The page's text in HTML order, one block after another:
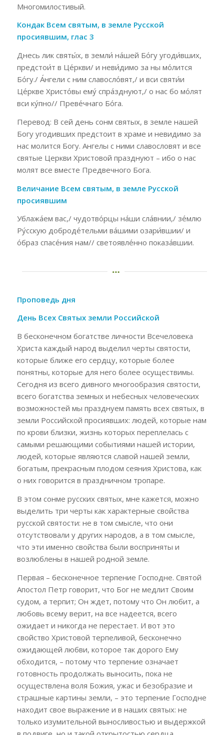
Многомилостивый.
Кондак Всем святым, в земле Русской
просиявшим, глас 3
Днесь лик святы́х, в земли́ на́шей Бо́гу угоди́вших,
предстои́т в Це́ркви/ и неви́димо за ны мо́лится
Бо́гу./ А́нгели с ним славосло́вят,/ и вси святи́и
Це́ркве Христо́вы ему́ спра́зднуют,/ о нас бо мо́лят
вси ку́пно// Преве́чнаго Бо́га.
Перевод: В сей день сонм святых, в земле нашей
Богу угодивших предстоит в храме и невидимо за
нас молится Богу. Ангелы с ними славословят и все
святые Церкви Христовой празднуют – ибо о нас
молят все вместе Предвечного Бога.
Величание Всем святым, в земле Русской
просиявшим
Ублажа́ем вас,/ чудотво́рцы на́ши сла́внии,/ зе́млю
Ру́сскую доброде́тельми ва́шими озари́вшии/ и
о́браз спасе́ния нам// светоявле́нно показа́вшии.
Проповедь дня
День Всех Святых земли Российской
В бесконечном богатстве личности Всечеловека
Христа каждый народ выделил черты святости,
которые ближе его сердцу, которые более
понятны, которые для него более осуществимы.
Сегодня из всего дивного многообразия святости,
всего богатства земных и небесных человеческих
возможностей мы празднуем память всех святых, в
земли Российской просиявших: людей, которые нам
по крови близки, жизнь которых переплелась с
самыми решающими событиями нашей истории,
людей, которые являются славой нашей земли,
богатым, прекрасным плодом сеяния Христова, как
о них говорится в праздничном тропаре.
В этом сонме русских святых, мне кажется, можно
выделить три черты как характерные свойства
русской святости: не в том смысле, что они
отсутствовали у других народов, а в том смысле,
что эти именно свойства были восприняты и
возлюблены в нашей родной земле.
Первая – бесконечное терпение Господне. Святой
Апостол Петр говорит, что Бог не медлит Своим
судом, а терпит; Он ждет, потому что Он любит, а
любовь всему верит, на все надеется, всего
ожидает и никогда не перестает. И вот это
свойство Христовой терпеливой, бесконечно
ожидающей любви, которое так дорого Ему
обходится, – потому что терпение означает
готовность продолжать выносить, пока не
осуществлена воля Божия, ужас и безобразие и
страшные картины земли, – это терпение Господне
находит свое выражение и в наших святых: не
только изумительной выносливостью и выдержкой